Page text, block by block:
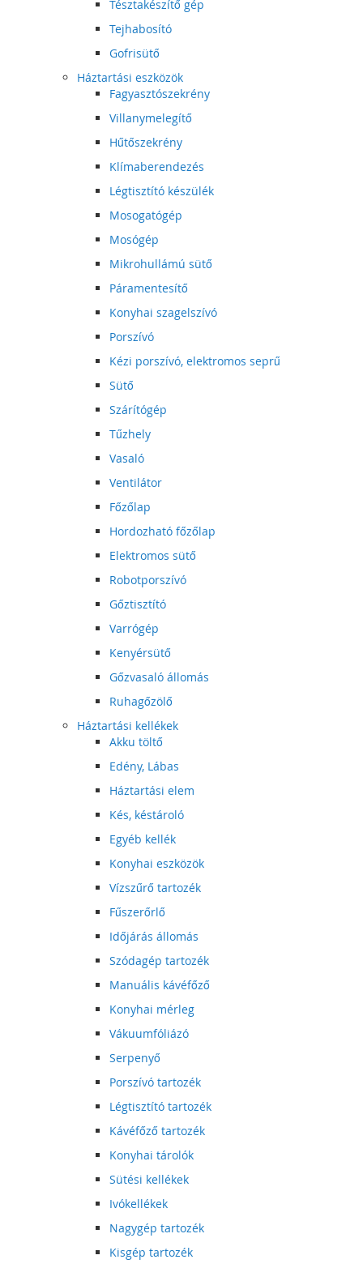
Tésztakészítő gép
Tejhabosító
Gofrisütő
Háztartási eszközök
Fagyasztószekrény
Villanymelegítő
Hűtőszekrény
Klímaberendezés
Légtisztító készülék
Mosogatógép
Mosógép
Mikrohullámú sütő
Páramentesítő
Konyhai szagelszívó
Porszívó
Kézi porszívó, elektromos seprű
Sütő
Szárítógép
Tűzhely
Vasaló
Ventilátor
Főzőlap
Hordozható főzőlap
Elektromos sütő
Robotporszívó
Gőztisztító
Varrógép
Kenyérsütő
Gőzvasaló állomás
Ruhagőzölő
Háztartási kellékek
Akku töltő
Edény, Lábas
Háztartási elem
Kés, késtároló
Egyéb kellék
Konyhai eszközök
Vízszűrő tartozék
Fűszerőrlő
Időjárás állomás
Szódagép tartozék
Manuális kávéfőző
Konyhai mérleg
Vákuumfóliázó
Serpenyő
Porszívó tartozék
Légtisztító tartozék
Kávéfőző tartozék
Konyhai tárolók
Sütési kellékek
Ivókellékek
Nagygép tartozék
Kisgép tartozék